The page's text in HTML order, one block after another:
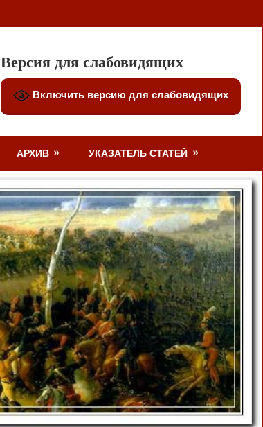
Версия для слабовидящих
Включить версию для слабовидящих
АРХИВ УКАЗАТЕЛЬ СТАТЕЙ